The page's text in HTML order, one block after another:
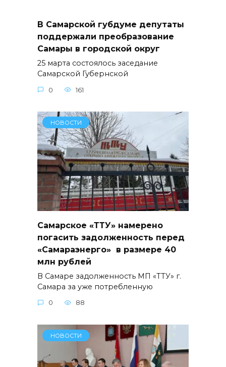
В Самарской губдуме депутаты
поддержали преобразование
Самары в городской округ
25 марта состоялось заседание
Самарской Губернской
0 161
НОВОСТИ
Самарское «ТТУ» намерено
погасить задолженность перед
«Самараэнерго» в размере 40
млн рублей
В Самаре задолженность МП «ТТУ» г.
Самара за уже потребленную
0 88
НОВОСТИ